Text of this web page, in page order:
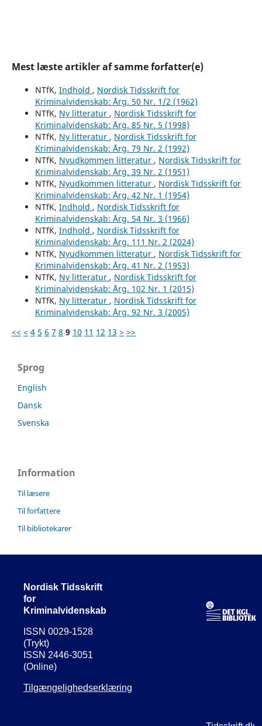
Mest læste artikler af samme forfatter(e)
NTfK, Indhold , Nordisk Tidsskrift for
Kriminalvidenskab: Årg. 50 Nr. 1/2 (1962)
NTfK, Ny litteratur , Nordisk Tidsskrift for
Kriminalvidenskab: Årg. 85 Nr. 5 (1998)
NTfK, Ny litteratur , Nordisk Tidsskrift for
Kriminalvidenskab: Årg. 79 Nr. 2 (1992)
NTfK, Nyudkommen litteratur , Nordisk Tidsskrift for
Kriminalvidenskab: Årg. 39 Nr. 2 (1951)
NTfK, Nyudkommen litteratur , Nordisk Tidsskrift for
Kriminalvidenskab: Årg. 42 Nr. 1 (1954)
NTfK, Indhold , Nordisk Tidsskrift for
Kriminalvidenskab: Årg. 54 Nr. 3 (1966)
NTfK, Indhold , Nordisk Tidsskrift for
Kriminalvidenskab: Årg. 111 Nr. 2 (2024)
NTfK, Nyudkommen litteratur , Nordisk Tidsskrift for
Kriminalvidenskab: Årg. 41 Nr. 2 (1953)
NTfK, Ny litteratur , Nordisk Tidsskrift for
Kriminalvidenskab: Årg. 102 Nr. 1 (2015)
NTfK, Ny litteratur , Nordisk Tidsskrift for
Kriminalvidenskab: Årg. 92 Nr. 3 (2005)
<< < 4 5 6 7 8 9 10 11 12 13 > >>
Sprog
English
Dansk
Svenska
Information
Til læsere
Til forfattere
Til bibliotekarer
Nordisk Tidsskrift
for
Kriminalvidenskab
ISSN 0029-1528
(Trykt)
ISSN 2446-3051
(Online)
Tilgængelighedserklæring